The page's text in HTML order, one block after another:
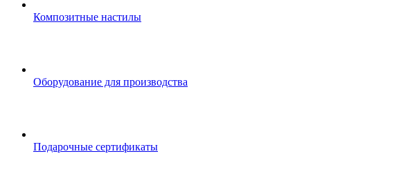
Композитные настилы
Оборудование для производства
Подарочные сертификаты